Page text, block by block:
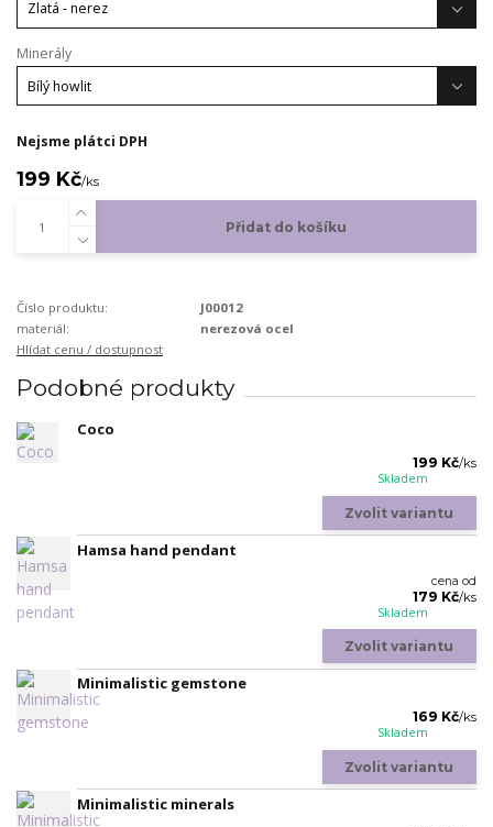
Minerály
Nejsme plátci DPH
199 Kč/ks
Přidat do košíku
Číslo produktu:
J00012
materiál:
nerezová ocel
Hlídat cenu / dostupnost
Podobné produkty
Coco
199 Kč/ks
Skladem
Zvolit variantu
Hamsa hand pendant
cena od
179 Kč/ks
Skladem
Zvolit variantu
Minimalistic gemstone
169 Kč/ks
Skladem
Zvolit variantu
Minimalistic minerals